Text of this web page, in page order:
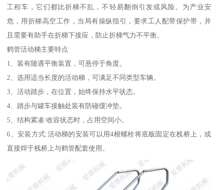
工程车，它们都比折梯不乱，不轻易翻倒引发或风险。为产业安
危，用折梯高空工作，当局有操纵指引，要求工人配带保护带，并
且需要有助手在折梯下接应，防止折梯气力不平衡。
鹤管活动梯主要特点
1、装有随遇平衡装置，可悬停于角度。
2、选用适当长度的活动梯，可满足不同类型车辆。
3、活动踏步，在位置，始终保持水平状态。
4、踏步与罐车接触处装有防碰缓冲垫。
5、结构紧凑:收容状态时，占用空间小。
6、安装方式:活动梯的安装可以用4根螺栓将底板固定在栈桥上，或
直接焊于栈桥上与鹤管配套使用。